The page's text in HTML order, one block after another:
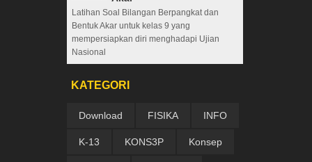
Latihan Soal Bilangan Berpangkat dan
Bentuk Akar untuk kelas 9 yang
mempersiapkan diri menghadapi Ujian
Nasional
KATEGORI
Download FISIKA INFO
K-13 KONS3P Konsep